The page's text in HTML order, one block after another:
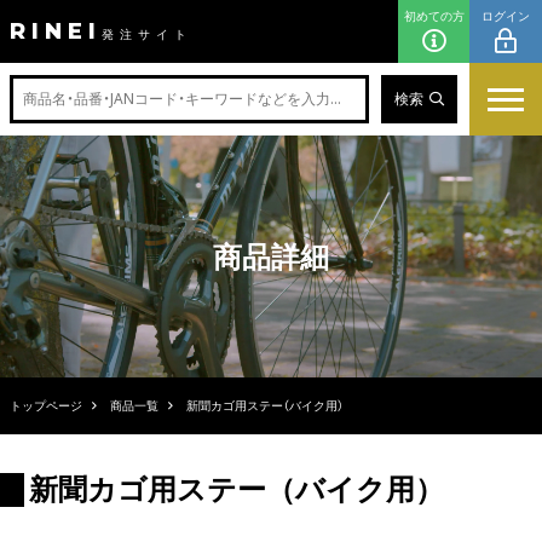
RINEI 発注サイト
初めての方 ログイン
検索
商品詳細
トップページ 商品一覧 新聞カゴ用ステー（バイク用）
新聞カゴ用ステー（バイク用）